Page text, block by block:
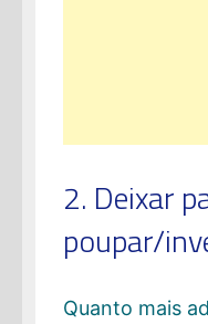
2. Deixar
poupar/
Quanto mais